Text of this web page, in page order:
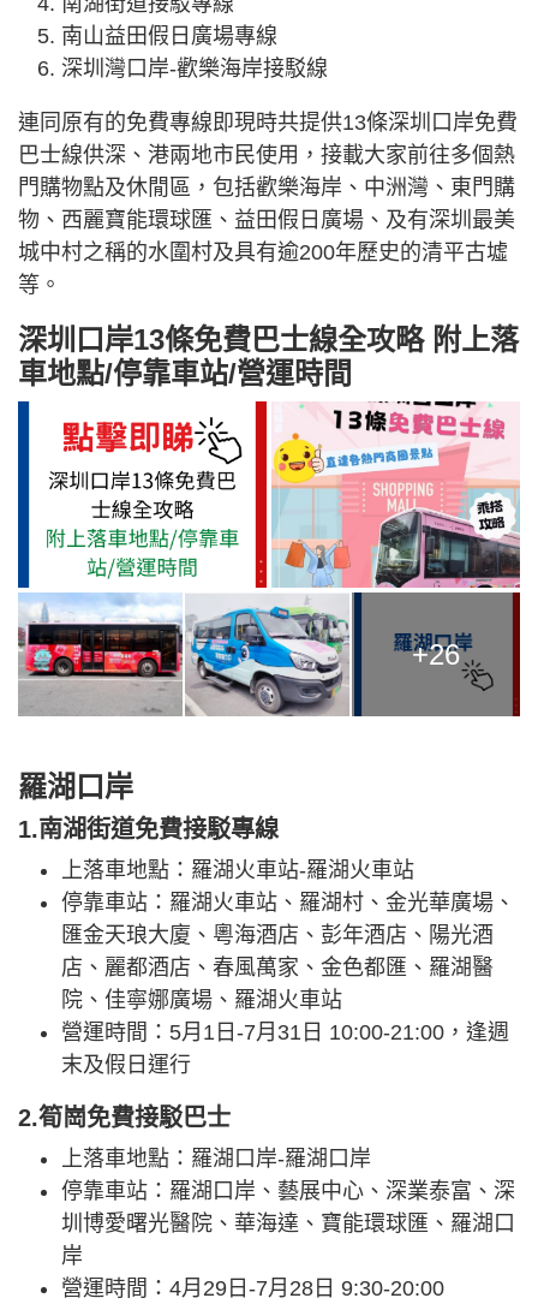
南山益田假日廣場專線
深圳灣口岸-歡樂海岸接駁線
連同原有的免費專線即現時共提供13條深圳口岸免費
巴士線供深、港兩地市民使用，接載大家前往多個熱
門購物點及休閒區，包括歡樂海岸、中洲灣、東門購
物、西麗寶能環球匯、益田假日廣場、及有深圳最美
城中村之稱的水圍村及具有逾200年歷史的清平古墟
等。
深圳口岸13條免費巴士線全攻略 附上落
車地點/停靠車站/營運時間
+26
羅湖口岸
1.南湖街道免費接駁專線
上落車地點：羅湖火車站-羅湖火車站
停靠車站：羅湖火車站、羅湖村、金光華廣場、
匯金天琅大廈、粵海酒店、彭年酒店、陽光酒
店、麗都酒店、春風萬家、金色都匯、羅湖醫
院、佳寧娜廣場、羅湖火車站
營運時間：5月1日-7月31日 10:00-21:00，逢週
末及假日運行
2.筍崗免費接駁巴士
上落車地點：羅湖口岸-羅湖口岸
停靠車站：羅湖口岸、藝展中心、深業泰富、深
圳博愛曙光醫院、華海達、寶能環球匯、羅湖口
岸
營運時間：4月29日-7月28日 9:30-20:00